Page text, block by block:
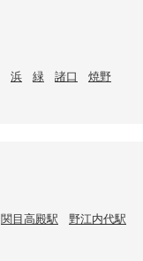
浜 緑 諸口
焼野
関目高殿駅
野江内代駅